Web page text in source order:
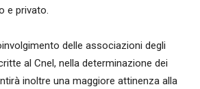
e privato.
delle associazioni degli
al Cnel, nella determinazione dei
inoltre una maggiore attinenza alla